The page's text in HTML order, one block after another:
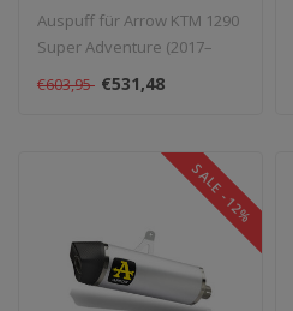
Auspuff für Arrow KTM 1290
Super Adventure (2017–
2020) Aluminium Race-Tech
€603,95 €531,48
SALE -12%